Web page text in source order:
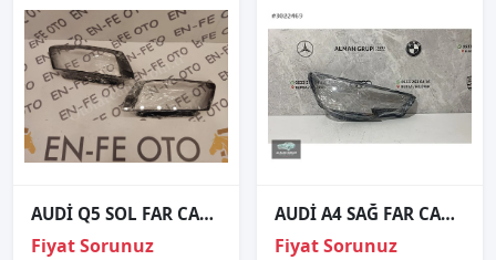
AUDİ Q5 SOL FAR CAMI SIFIR 2013 2014 2015 2016 2017
Fiyat Sorunuz
AUDİ A4 SAĞ FAR CAMI SIFIR 2016-2018
Fiyat Sorunuz